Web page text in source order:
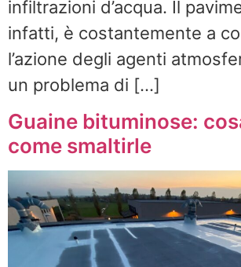
infiltrazioni d’acqua. Il
infatti, è costantemente a
l’azione degli agenti
un problema di […]
Guaine bituminose:
come smaltirle